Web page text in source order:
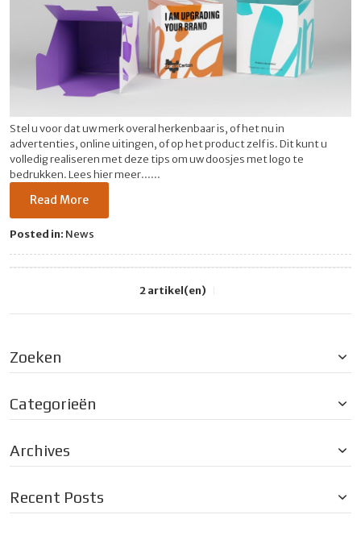
Stel u voor dat uw merk overal herkenbaar is, of het nu in
advertenties, online uitingen, of op het product zelf is. Dit kunt u
volledig realiseren met deze tips om uw doosjes met logo te
bedrukken. Lees hier meer......
Read More
Posted in: News
2 artikel(en)
Zoeken
Categorieën
Archives
Recent Posts